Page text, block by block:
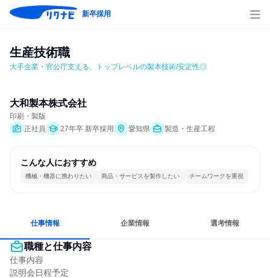
新卒採用
生産技術職
大手企業・官公庁支える、トップレベルの製本技術/安定性◎
大和製本株式会社
印刷・製版
正社員
27年卒 新卒採用 愛知県 製造・生産工程
こんな人におすすめ
機械・機器に携わりたい 商品・サービスを製作したい チームワークを重視
仕事情報 企業情報 選考情報
職種と仕事内容
仕事内容
説明会日程予定